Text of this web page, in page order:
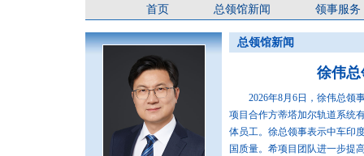
首页 总领馆新闻 领事服务
总领馆新闻
徐伟
2026年8月6日，徐伟总领事
项目合作方蒂塔加尔轨道系统
体员工。徐总领事表示中车印
国质量。希项目团队进一步提